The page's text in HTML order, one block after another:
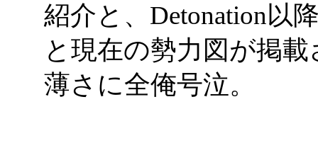
紹介と、Detonation以
と現在の勢力図が掲
薄さに全俺号泣。